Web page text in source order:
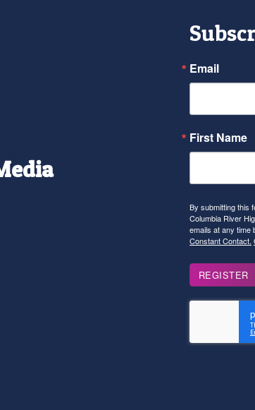
Email
First Name
By submitting this
Columbia River
emails at any time
Constant Contact.
REGISTER